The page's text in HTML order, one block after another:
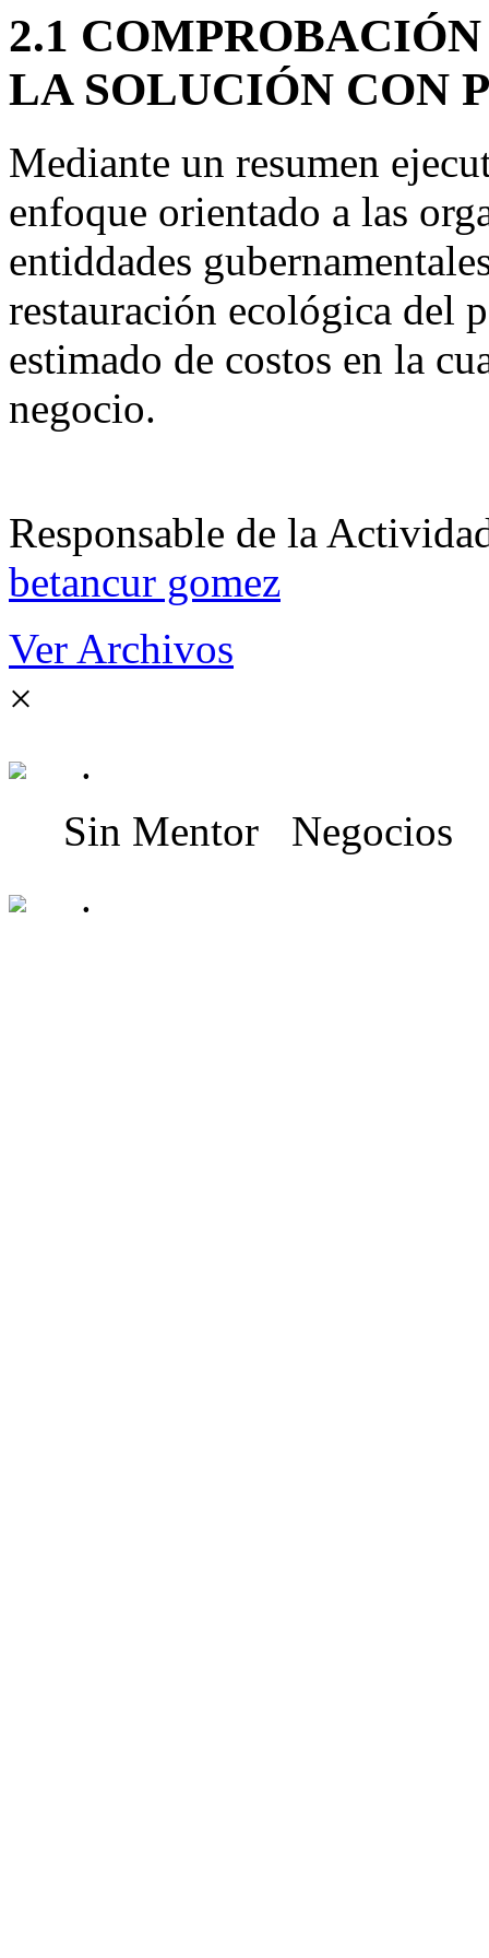
2.1
LA SOLUCIÓN CON
Mediante un resumen
enfoque orientado a las
entiddades
restauración ecológica del
estimado de costos en la
negocio.
Responsable de la
betancur gomez
Ver Archivos
×
.
Sin Mentor Negocios
.